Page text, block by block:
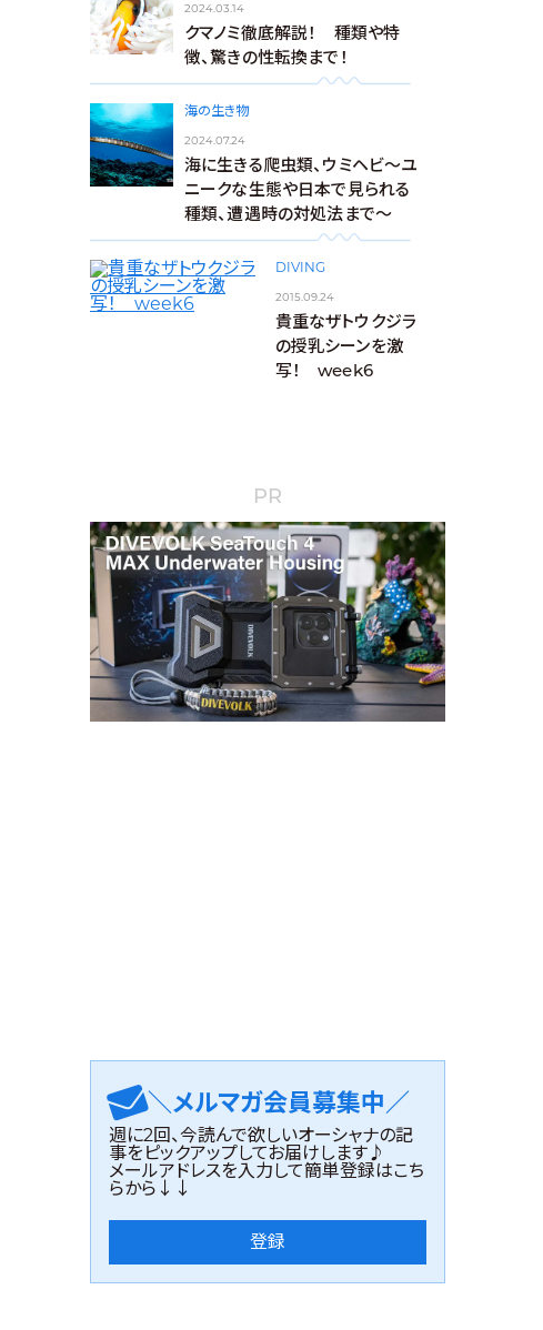
2024.03.14
クマノミ徹底解説！ 種類や特
徴、驚きの性転換まで！
海の生き物
2024.07.24
海に生きる爬虫類、ウミヘビ～ユ
ニークな生態や日本で見られる
種類、遭遇時の対処法まで～
DIVING
2015.09.24
貴重なザトウクジラ
の授乳シーンを激
写！ week6
PR
＼メルマガ会員募集中／
週に2回、今読んで欲しいオーシャナの記
事をピックアップしてお届けします♪
メールアドレスを入力して簡単登録はこち
らから↓↓
登録